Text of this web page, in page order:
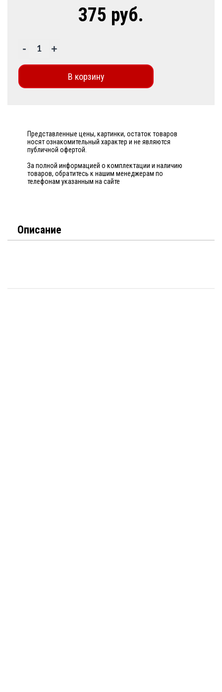
Представленные цены, картинки, остаток товаров
носят ознакомительный характер и не являются
публичной офертой.
За полной информацией о комплектации и наличию
товаров, обратитесь к нашим менеджерам по
телефонам указанным на сайте
375 руб.
+
-
В корзину
Описание